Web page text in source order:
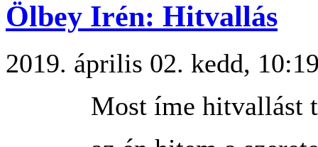
Ölbey Irén: Hitvallás
2019. április 02. kedd,
Most íme hitvallást